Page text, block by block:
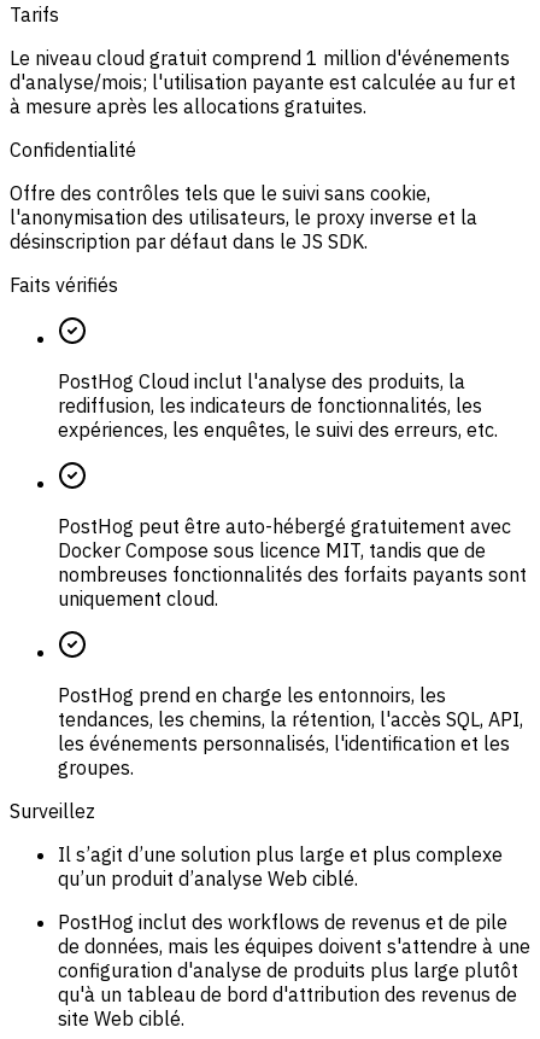
Tarifs
Le niveau cloud gratuit comprend 1 million d'événements
d'analyse/mois; l'utilisation payante est calculée au fur et
à mesure après les allocations gratuites.
Confidentialité
Offre des contrôles tels que le suivi sans cookie,
l'anonymisation des utilisateurs, le proxy inverse et la
désinscription par défaut dans le JS SDK.
Faits vérifiés
PostHog Cloud inclut l'analyse des produits, la
rediffusion, les indicateurs de fonctionnalités, les
expériences, les enquêtes, le suivi des erreurs, etc.
PostHog peut être auto-hébergé gratuitement avec
Docker Compose sous licence MIT, tandis que de
nombreuses fonctionnalités des forfaits payants sont
uniquement cloud.
PostHog prend en charge les entonnoirs, les
tendances, les chemins, la rétention, l'accès SQL, API,
les événements personnalisés, l'identification et les
groupes.
Surveillez
Il s’agit d’une solution plus large et plus complexe
qu’un produit d’analyse Web ciblé.
PostHog inclut des workflows de revenus et de pile
de données, mais les équipes doivent s'attendre à une
configuration d'analyse de produits plus large plutôt
qu'à un tableau de bord d'attribution des revenus de
site Web ciblé.